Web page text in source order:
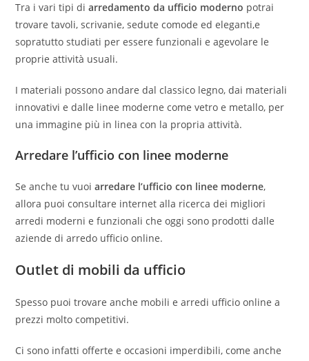
Tra i vari tipi diarredamento da ufficio moderno potrai
trovare tavoli, scrivanie, sedute comode ed eleganti,e
sopratutto studiati per essere funzionali e agevolare le
proprie attività usuali.
I materiali possono andare dal classico legno, dai materiali
innovativi e dalle linee moderne come vetro e metallo, per
una immagine più in linea con la propria attività.
Arredare l’ufficio con linee moderne
Se anche tu vuoi arredare l’ufficio con linee moderne,
allora puoi consultare internet alla ricerca dei migliori
arredi moderni e funzionali che oggi sono prodotti dalle
aziende di arredo ufficio online.
Outlet di mobili da ufficio
Spesso puoi trovare anche mobili e arredi ufficio online a
prezzi molto competitivi.
Ci sono infatti offerte e occasioni imperdibili, come anche